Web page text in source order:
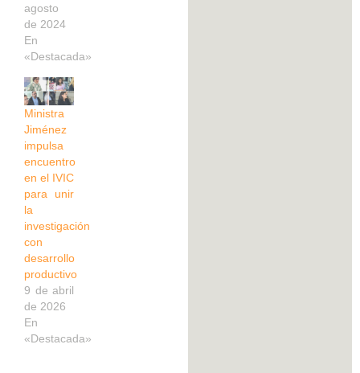
agosto
de 2024
En
«Destacada»
Ministra
Jiménez
impulsa
encuentro
en el IVIC
para unir
la
investigación
con
desarrollo
productivo
9 de abril
de 2026
En
«Destacada»